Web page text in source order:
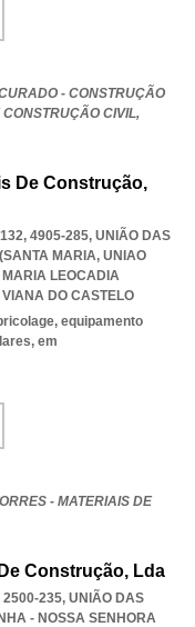
- CONSTRUÇÃO
CIVIL,
De Construção,
4905-285, UNIÃO DAS
MARIA, UNIAO
MARIA LEOCADIA
VIANA DO CASTELO
equipamento
em
- MATERIAIS DE
Construção, Lda
2500-235, UNIÃO DAS
- NOSSA SENHORA